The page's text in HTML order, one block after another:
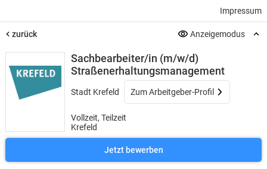
Impressum
zurück Anzeigemodus
Sachbearbeiter/in (m/w/d)
Straßenerhaltungsmanagement
Stadt Krefeld Zum Arbeitgeber-Profil
Vollzeit, Teilzeit
Krefeld
Jetzt bewerben